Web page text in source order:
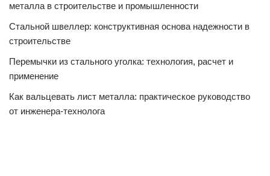
металла в строительстве и промышленности
Стальной швеллер: конструктивная основа надежности в
строительстве
Перемычки из стального уголка: технология, расчет и
применение
Как вальцевать лист металла: практическое руководство
от инженера-технолога